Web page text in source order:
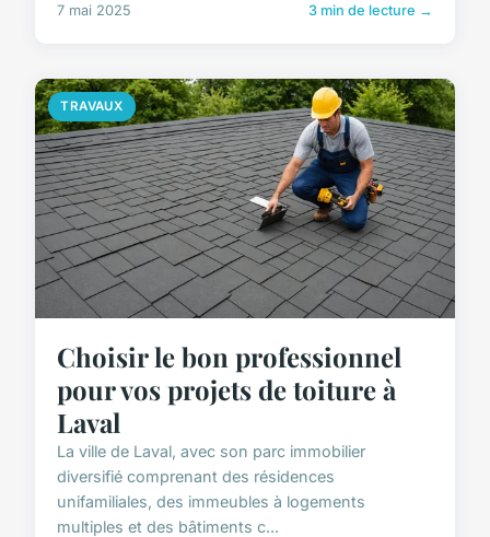
7 mai 2025 3 min de lecture →
TRAVAUX
Choisir le bon professionnel
pour vos projets de toiture à
Laval
La ville de Laval, avec son parc immobilier
diversifié comprenant des résidences
unifamiliales, des immeubles à logements
multiples et des bâtiments c...